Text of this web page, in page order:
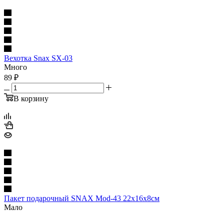
Вехотка Snax SX-03
Много
89 ₽
В корзину
Пакет подарочный SNAX Mod-43 22х16х8см
Мало